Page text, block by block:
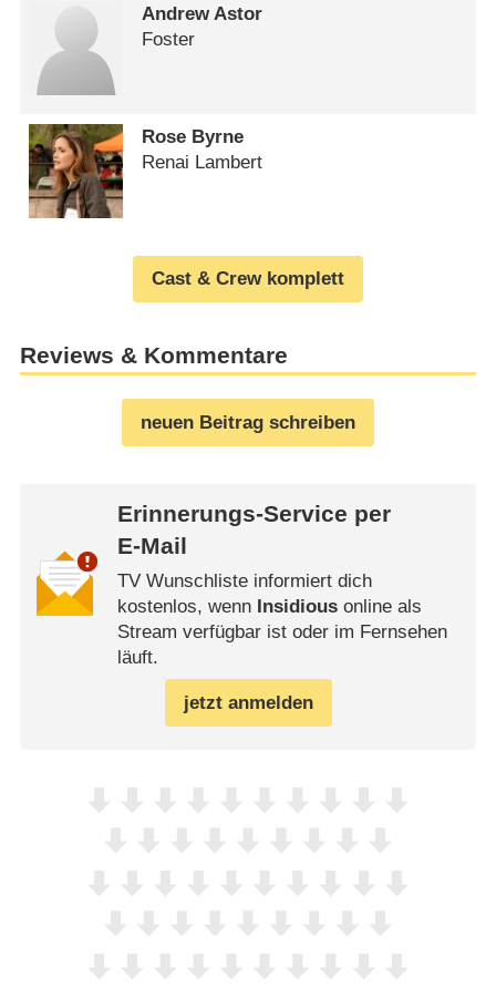
Andrew Astor
Foster
Rose Byrne
Renai Lambert
Cast & Crew komplett
Reviews & Kommentare
neuen Beitrag schreiben
Erinnerungs-Service per
E-Mail
TV Wunschliste informiert dich
kostenlos, wenn Insidiousonline als
Stream verfügbar ist oder im Fernsehen
läuft.
jetzt anmelden